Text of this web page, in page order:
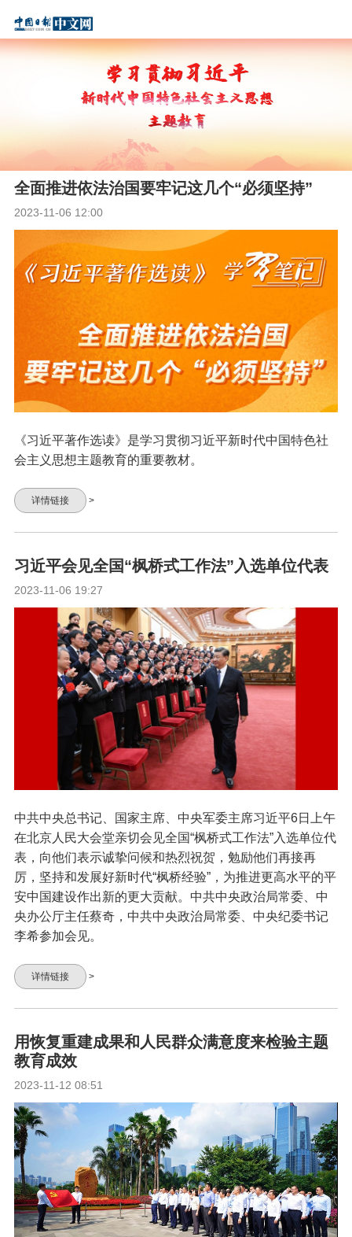
全面推进依法治国要牢记这几个“必须坚持”
2023-11-06 12:00
《习近平著作选读》是学习贯彻习近平新时代中国特色社
会主义思想主题教育的重要教材。
详情链接 >
习近平会见全国“枫桥式工作法”入选单位代表
2023-11-06 19:27
中共中央总书记、国家主席、中央军委主席习近平6日上午
在北京人民大会堂亲切会见全国“枫桥式工作法”入选单位代
表，向他们表示诚挚问候和热烈祝贺，勉励他们再接再
厉，坚持和发展好新时代“枫桥经验”，为推进更高水平的平
安中国建设作出新的更大贡献。中共中央政治局常委、中
央办公厅主任蔡奇，中共中央政治局常委、中央纪委书记
李希参加会见。
详情链接 >
用恢复重建成果和人民群众满意度来检验主题
教育成效
2023-11-12 08:51